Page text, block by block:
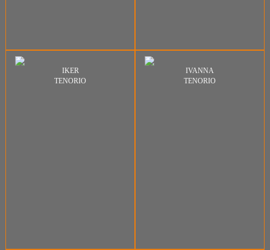
IKER
TENORIO
IVANNA
TENORIO